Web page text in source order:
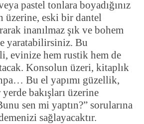
pastel tonlara boyadığınız
üzerine, eski bir dantel
inanılmaz şık ve bohem
yaratabilirsiniz. Bu
evinize hem rustik hem de
Konsolun üzeri, kitaplık
Bu el yapımı güzellik,
bakışları üzerine
sen mi yaptın?” sorularına
sağlayacaktır.